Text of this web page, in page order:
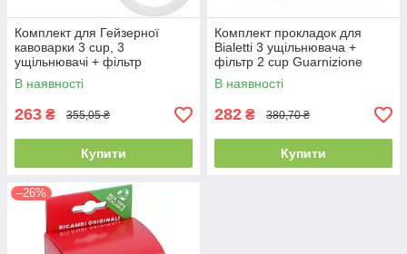
Комплект для Гейзерної
кавоварки 3 cup, 3
ущільнювачі + фільтр
В наявності
263 ₴ 355,05 ₴
Купити
Комплект прокладок для
Bialetti 3 ущільнювача +
фільтр 2 cup Guarnizione
В наявності
282 ₴ 380,70 ₴
Купити
–26%